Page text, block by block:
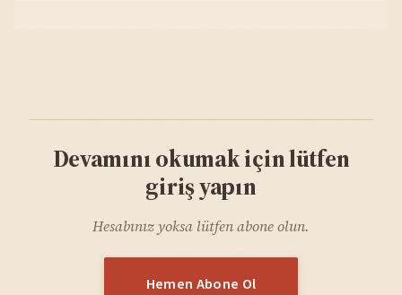
Devamını okumak için lütfen
giriş yapın
Hesabınız yoksa lütfen abone olun.
Hemen Abone Ol